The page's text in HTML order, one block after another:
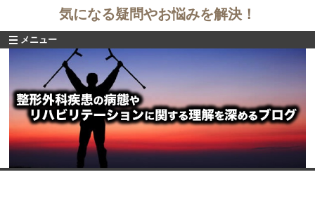
気になる疑問やお悩みを解決！
メニュー